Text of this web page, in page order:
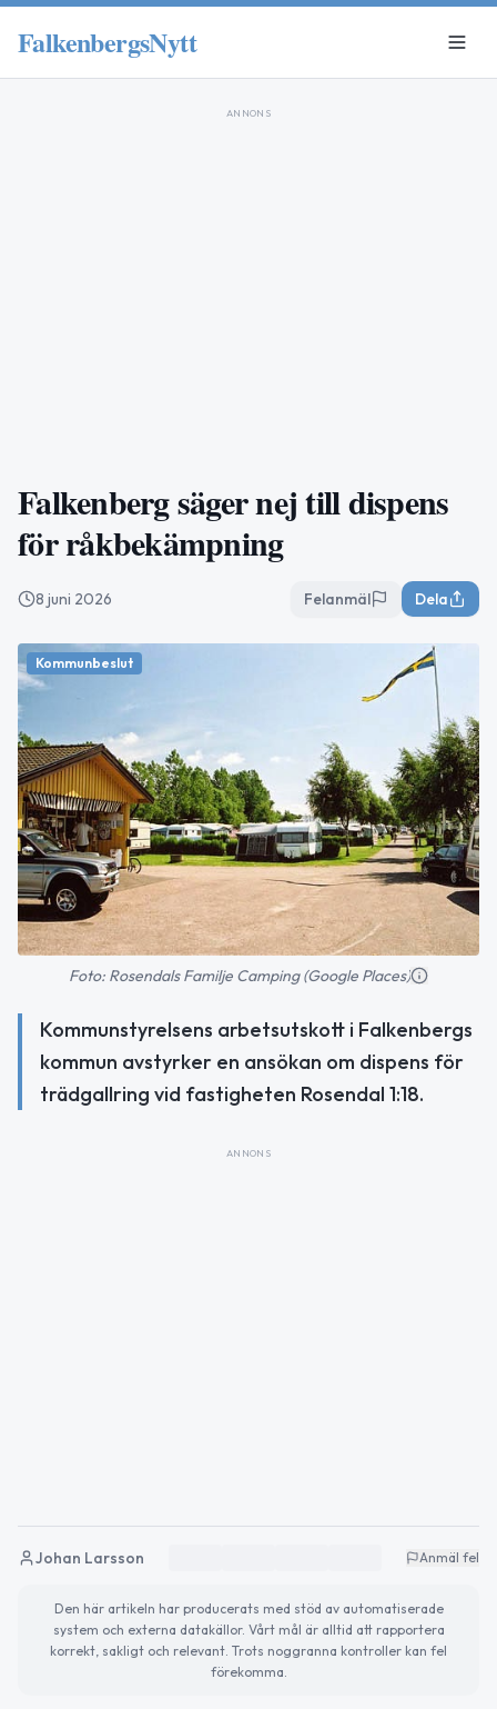
FalkenbergsNytt
ANNONS
Falkenberg säger nej till dispens
för råkbekämpning
8 juni 2026 Felanmäl Dela
Kommunbeslut
Foto: Rosendals Familje Camping (Google Places)
Kommunstyrelsens arbetsutskott i Falkenbergs
kommun avstyrker en ansökan om dispens för
trädgallring vid fastigheten Rosendal 1:18.
ANNONS
Johan Larsson Anmäl fel
Den här artikeln har producerats med stöd av automatiserade
system och externa datakällor. Vårt mål är alltid att rapportera
korrekt, sakligt och relevant. Trots noggranna kontroller kan fel
förekomma.